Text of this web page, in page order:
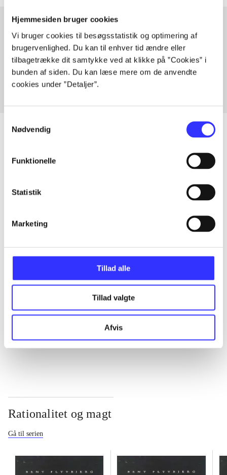
Hjemmesiden bruger cookies
Vi bruger cookies til besøgsstatistik og optimering af
brugervenlighed. Du kan til enhver tid ændre eller
tilbagetrække dit samtykke ved at klikke på ”Cookies” i
bunden af siden. Du kan læse mere om de anvendte
cookies under ”Detaljer”.
Nødvendig
Funktionelle
Statistik
Marketing
Tillad alle
Tillad valgte
Afvis
Artikler med samme emner
Fra
Artikler
Rationalitet og magt
Gå til serien